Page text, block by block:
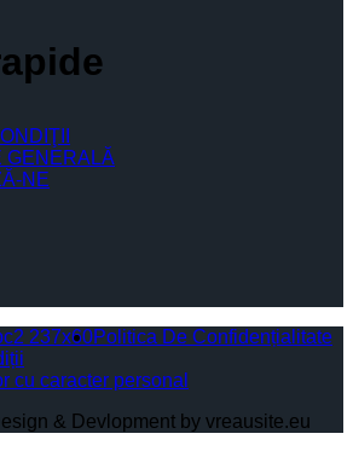
GENERALĂ
NE
Politica De Confidențialitate
cu caracter personal
& Devlopment by vreausite.eu